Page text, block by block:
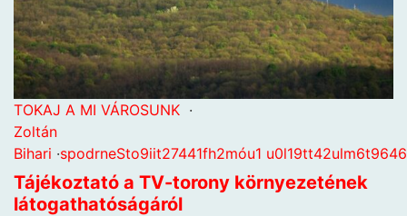
TOKAJ A MI VÁROSUNK ·
Zoltán
Bihari ·spodrneSto9iit27441fh2móu1 u0l19tt42ulm6t9646
Tájékoztató a TV-torony környezetének
látogathatóságáról